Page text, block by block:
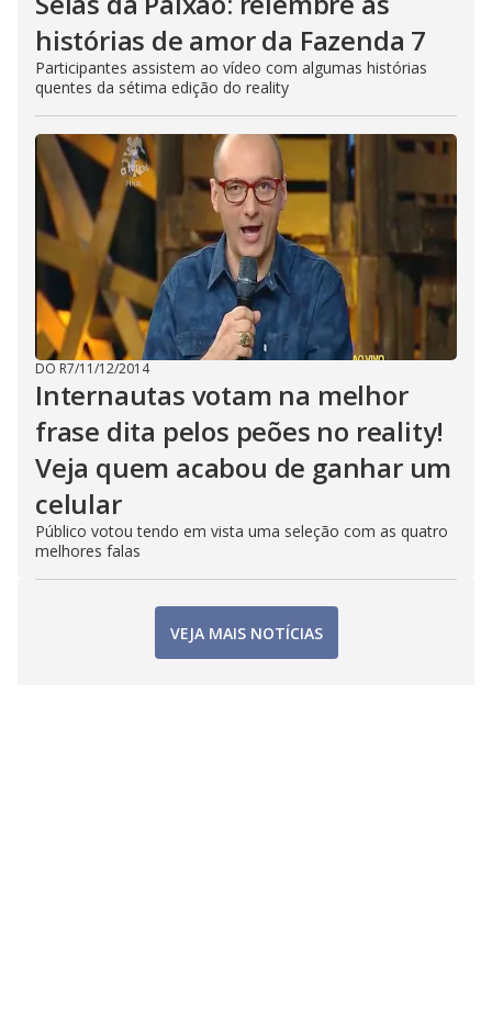
histórias de amor da Fazenda 7
Participantes assistem ao vídeo com algumas histórias
quentes da sétima edição do reality
DO R7/11/12/2014
Internautas votam na melhor
frase dita pelos peões no reality!
Veja quem acabou de ganhar um
celular
Público votou tendo em vista uma seleção com as quatro
melhores falas
VEJA MAIS NOTÍCIAS